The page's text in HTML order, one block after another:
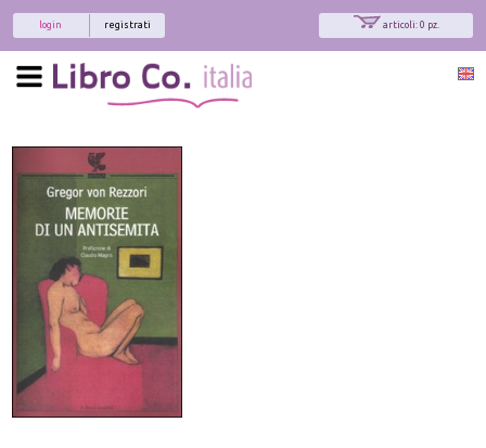
articoli: 0 pz.
registrati
login